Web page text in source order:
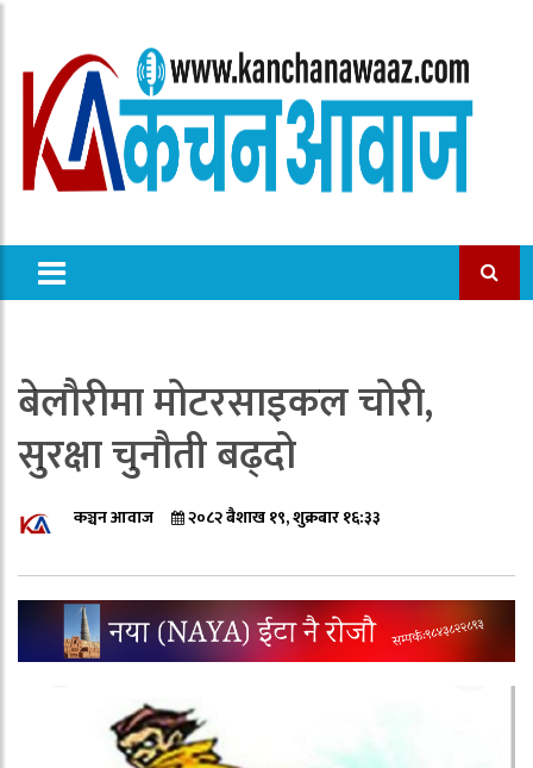
बेलौरीमा मोटरसाइकल चोरी,
सुरक्षा चुनौती बढ्दो
कञ्चन आवाज २०८२ बैशाख १९, शुक्रबार १६:३३